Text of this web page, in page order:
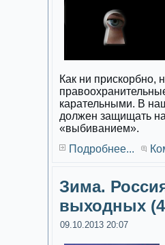
Как ни прискорбно,
карательными. В
должен защищать
«выбиванием».
Подробнее...
Зима.
выходных
09.10.2013 20:07